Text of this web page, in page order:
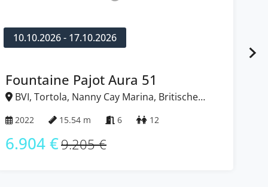
10.10.2026 - 17.10.2026
Fountaine Pajot Aura 51
BVI, Tortola, Nanny Cay Marina, Britische
2022 15.54 m 6 12
6.904 €9.205 €